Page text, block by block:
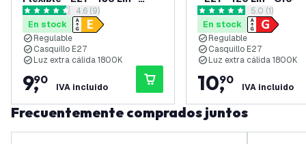
Titanioabrir el panel de reseñas
4.6 estrellas de puntuación
4.6 (9)
En stock
Regulable
Casquillo E27
Luz extra cálida 1800K
9,
90
IVA incluido
abrir el panel
5 estrellas de puntuación
5.0 (1)
En stock
Regulable
Casquillo E27
Luz extra cálida 1800K
10,
90
IVA incluido
Frecuentemente comprados juntos